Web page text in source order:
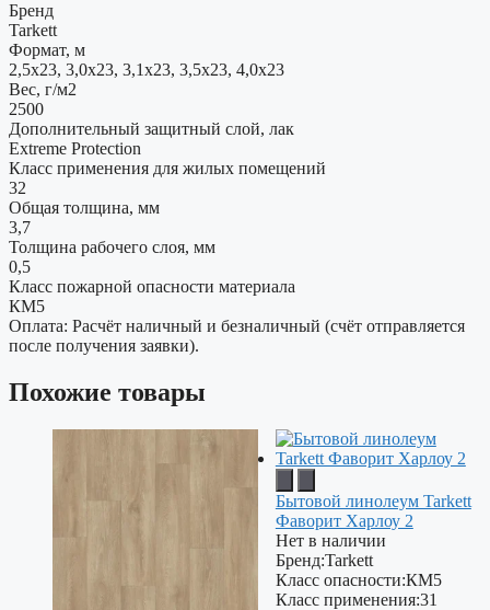
Бренд
Tarkett
Формат, м
2,5x23, 3,0x23, 3,1x23, 3,5x23, 4,0x23
Вес, г/м2
2500
Дополнительный защитный слой, лак
Extreme Protection
Класс применения для жилых помещений
32
Общая толщина, мм
3,7
Толщина рабочего слоя, мм
0,5
Класс пожарной опасности материала
КМ5
Оплата: Расчёт наличный и безналичный (счёт отправляется
после получения заявки).
Похожие товары
Бытовой линолеум Tarkett
Фаворит Харлоу 2
Нет в наличии
Бренд:Tarkett
Класс опасности:КМ5
Класс применения:31